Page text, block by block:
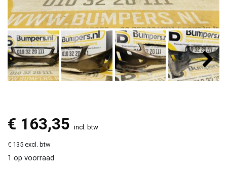
€ 163,35 incl. btw
€ 135 excl. btw
1 op voorraad